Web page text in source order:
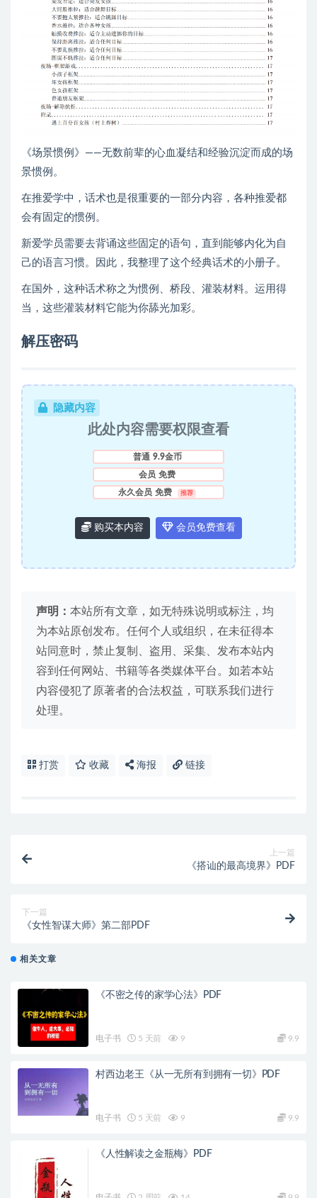
《场景惯例》——无数前辈的心血凝结和经验沉淀而成的场
景惯例。
在推爱学中，话术也是很重要的一部分内容，各种推爱都
会有固定的惯例。
新爱学员需要去背诵这些固定的语句，直到能够内化为自
己的语言习惯。因此，我整理了这个经典话术的小册子。
在国外，这种话术称之为惯例、桥段、灌装材料。运用得
当，这些灌装材料它能为你舔光加彩。
解压密码
隐藏内容
此处内容需要权限查看
普通 9.9金币
会员 免费
永久会员 免费 推荐
购买本内容 会员免费查看
声明： 本站所有文章，如无特殊说明或标注，均
为本站原创发布。任何个人或组织，在未征得本
站同意时，禁止复制、盗用、采集、发布本站内
容到任何网站、书籍等各类媒体平台。如若本站
内容侵犯了原著者的合法权益，可联系我们进行
处理。
打赏 收藏 海报 链接
上一篇
《搭讪的最高境界》PDF
下一篇
《女性智谋大师》第二部PDF
相关文章
《不密之传的家学心法》PDF
电子书 5 天前 9 9.9
村西边老王《从一无所有到拥有一切》PDF
电子书 5 天前 9 9.9
《人性解读之金瓶梅》PDF